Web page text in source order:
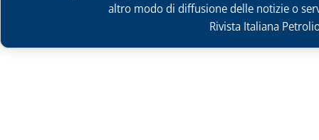
altro modo di diffusione delle notizie o
Rivista Italiana